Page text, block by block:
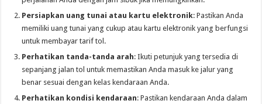
Persiapkan uang tunai atau kartu elektronik: Pastikan Anda
memiliki uang tunai yang cukup atau kartu elektronik yang berfungsi
untuk membayar tarif tol.
Perhatikan tanda-tanda arah: Ikuti petunjuk yang tersedia di
sepanjang jalan tol untuk memastikan Anda masuk ke jalur yang
benar sesuai dengan kelas kendaraan Anda.
Perhatikan kondisi kendaraan: Pastikan kendaraan Anda dalam